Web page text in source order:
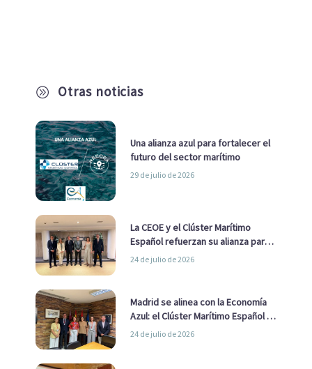
A Otras noticias
Una alianza azul para fortalecer el
futuro del sector marítimo
29 de julio de 2026
La CEOE y el Clúster Marítimo
Español refuerzan su alianza para
impulsar una estrategia Nacional
24 de julio de 2026
Madrid se alinea con la Economía
Azul: el Clúster Marítimo Español y
la Real Liga Naval avanzan alianzas
24 de julio de 2026